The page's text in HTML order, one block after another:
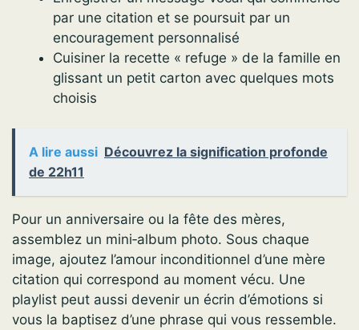
par une citation et se poursuit par un
encouragement personnalisé
Cuisiner la recette « refuge » de la famille en
glissant un petit carton avec quelques mots
choisis
A lire aussi Découvrez la signification profonde
de 22h11
Pour un anniversaire ou la fête des mères,
assemblez un mini‑album photo. Sous chaque
image, ajoutez l’amour inconditionnel d’une mère
citation qui correspond au moment vécu. Une
playlist peut aussi devenir un écrin d’émotions si
vous la baptisez d’une phrase qui vous ressemble.